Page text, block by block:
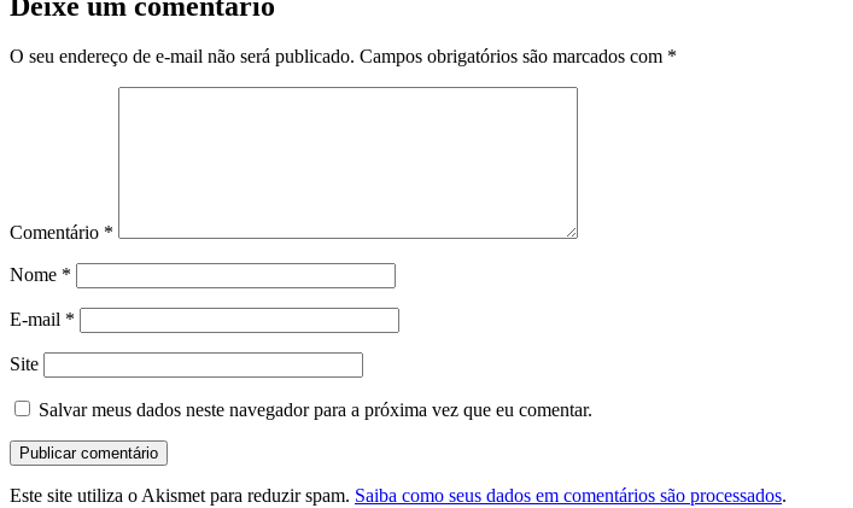
O seu endereço de e-mail não será publicado. Campos obrigatórios são marcados com *
Comentário *
Nome *
E-mail *
Site
Salvar meus dados neste navegador para a próxima vez que eu comentar.
Este site utiliza o Akismet para reduzir spam. Saiba como seus dados em comentários são processados.